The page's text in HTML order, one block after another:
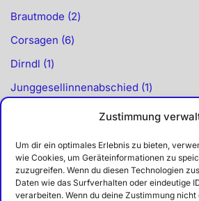
Zustimmung
Um dir ein optimales Erlebnis zu bieten,
wie Cookies, um Geräteinformationen zu
zuzugreifen. Wenn du diesen Technologien
Daten wie das Surfverhalten oder eindeutige
verarbeiten. Wenn du deine Zustimmung
Brautmode 2
Corsagen 6
Dirndl 1
Junggesellinnenabschied 1
Kimonos u. Morgenmäntel 1
Indianer 2
Karneval 7